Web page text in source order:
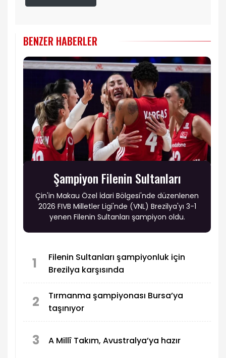
BENZER HABERLER
Şampiyon Filenin Sultanları
Çin'in Makau Özel İdari Bölgesi'nde düzenlenen
2026 FIVB Milletler Ligi'nde (VNL) Brezilya'yı 3-1
yenen Filenin Sultanları şampiyon oldu.
1
Filenin Sultanları şampiyonluk için
Brezilya karşısında
2
Tırmanma şampiyonası Bursa’ya
taşınıyor
3 A Millî Takım, Avustralya’ya hazır